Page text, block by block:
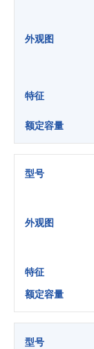
外观图
特征
额定容量
型号
外观图
特征
额定容量
型号